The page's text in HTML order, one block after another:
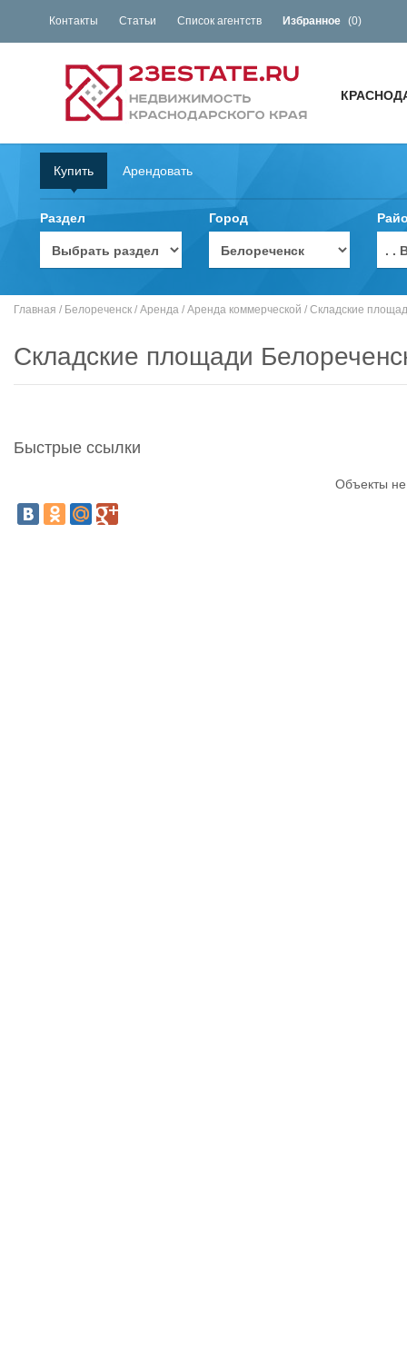
Контакты Статьи Список агентств Избранное (0)
Купить Арендовать
Раздел Город
. .
Главная / Белореченск / Аренда / Аренда коммерческой / Складские
Складские площади
Быстрые ссылки
Объекты